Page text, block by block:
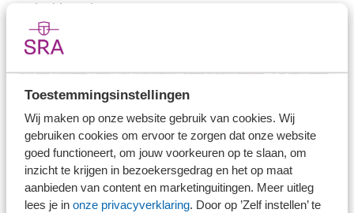
Toestemmingsinstellingen
Wij maken op onze website gebruik van cookies. Wij
gebruiken cookies om ervoor te zorgen dat onze website
goed functioneert, om jouw voorkeuren op te slaan, om
inzicht te krijgen in bezoekersgedrag en het op maat
aanbieden van content en marketinguitingen. Meer uitleg
lees je in onze privacyverklaring. Door op ’Zelf instellen’ te
gedeeld worden.